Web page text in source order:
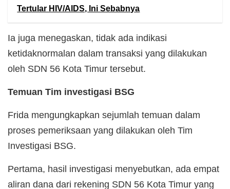
Tertular HIV/AIDS, Ini Sebabnya
Ia juga menegaskan, tidak ada indikasi
ketidaknormalan dalam transaksi yang dilakukan
oleh SDN 56 Kota Timur tersebut.
Temuan Tim investigasi BSG
Frida mengungkapkan sejumlah temuan dalam
proses pemeriksaan yang dilakukan oleh Tim
Investigasi BSG.
Pertama, hasil investigasi menyebutkan, ada empat
aliran dana dari rekening SDN 56 Kota Timur yang